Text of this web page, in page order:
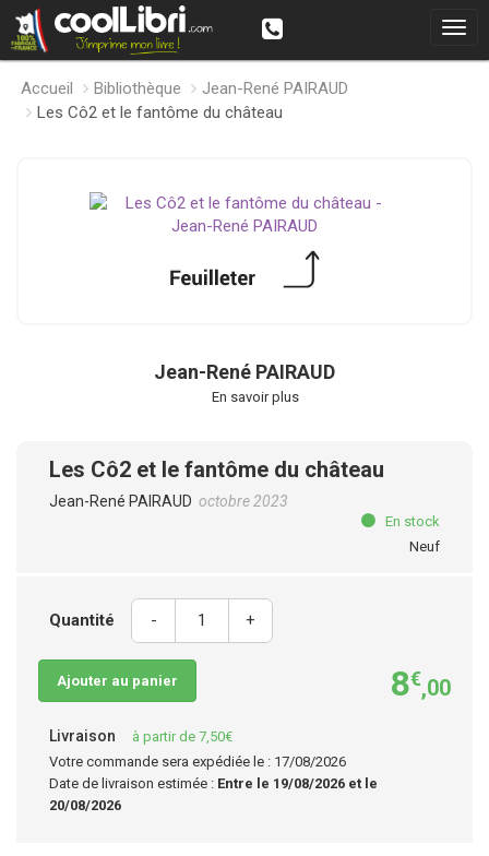
Accueil Bibliothèque
Jean-René PAIRAUD
Les Cô2 et le fantôme du château
Jean-René PAIRAUD
En savoir plus
Les Cô2 et le fantôme du château
Jean-René PAIRAUD octobre 2023
En stock
Neuf
Quantité - +
Ajouter au panier 8€,00
Livraison
à partir de 7,50€
Votre commande sera expédiée le : 17/08/2026
Date de livraison estimée : Entre le 19/08/2026 et le
20/08/2026